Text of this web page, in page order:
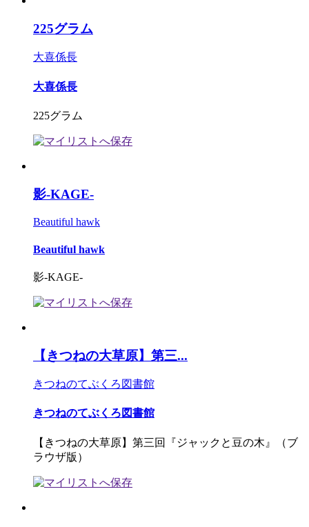
225グラム
大喜係長
大喜係長
225グラム
影-KAGE-
Beautiful hawk
Beautiful hawk
影-KAGE-
【きつねの大草原】第三...
きつねのてぶくろ図書館
きつねのてぶくろ図書館
【きつねの大草原】第三回『ジャックと豆の木』（ブ
ラウザ版）